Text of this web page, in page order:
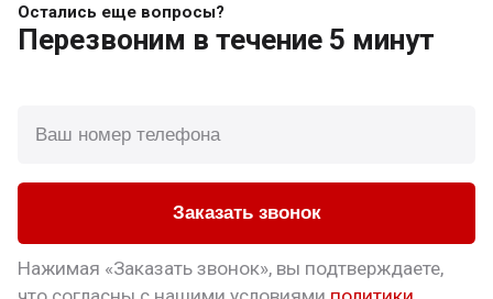
Остались еще вопросы?
Перезвоним в течение 5 минут
Заказать звонок
Нажимая «Заказать звонок», вы подтверждаете,